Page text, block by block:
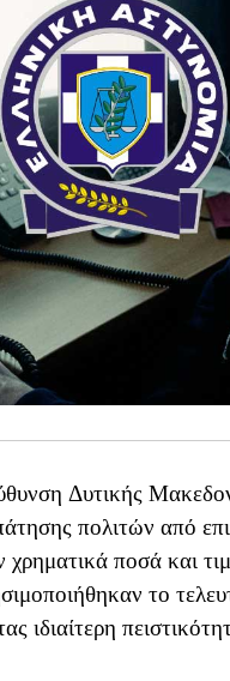
Δυτικής
πολιτών από
χρηματικά ποσά και
το
ιδιαίτερη